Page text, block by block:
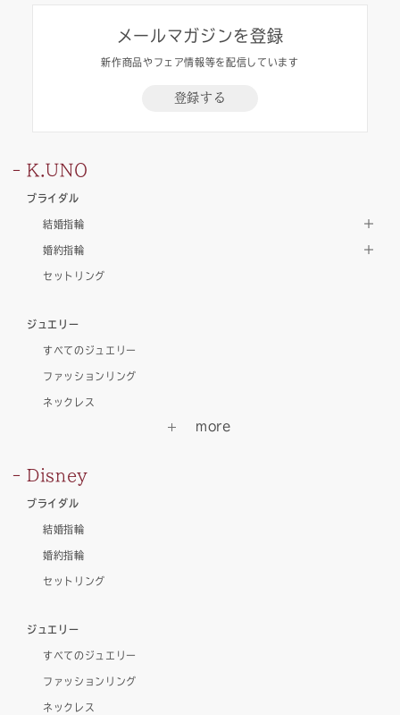
メールマガジンを登録
新作商品やフェア情報等を配信しています
登録する
K.UNO
ブライダル
結婚指輪
婚約指輪
セットリング
ジュエリー
すべてのジュエリー
ファッションリング
ネックレス
Disney
ブライダル
結婚指輪
婚約指輪
セットリング
ジュエリー
すべてのジュエリー
ファッションリング
ネックレス